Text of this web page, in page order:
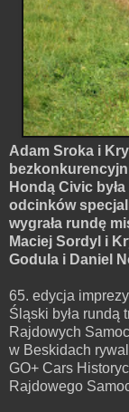
Adam Sroka i
Hondą Civic
odcinków
wygrała rundę
Maciej Sordyl i
Godula i Daniel
65. edycja
Śląski była rundą
Rajdowych
w Beskidach
GO+ Cars
Rajdowego